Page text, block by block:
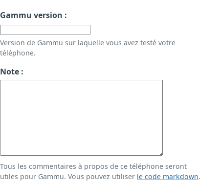
Gammu version :
Version de Gammu sur laquelle vous avez testé votre
téléphone.
Note :
Tous les commentaires à propos de ce téléphone seront
utiles pour Gammu. Vous pouvez utiliser le code markdown.